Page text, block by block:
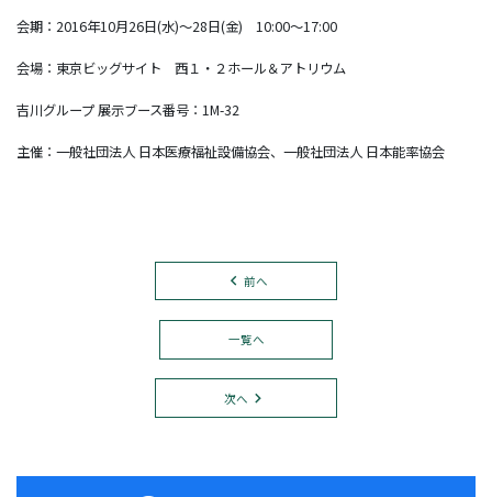
会期：2016年10月26日(水)～28日(金) 10:00～17:00
会場：東京ビッグサイト 西１・２ホール＆アトリウム
吉川グループ 展示ブース番号：1M-32
主催：一般社団法人 日本医療福祉設備協会、一般社団法人 日本能率協会
前へ
一覧へ
次へ